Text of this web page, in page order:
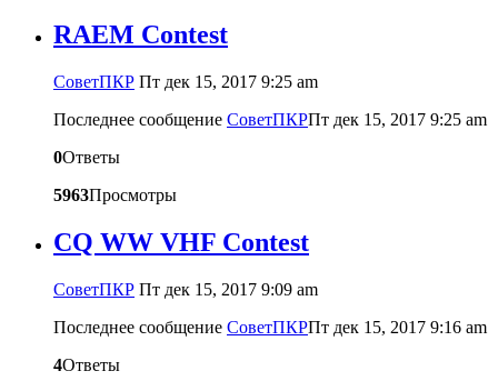
RAEM Contest
CоветПКР Пт дек 15, 2017 9:25 am
Последнее сообщение CоветПКРПт дек 15, 2017 9:25 am
0Ответы
5963Просмотры
CQ WW VHF Contest
CоветПКР Пт дек 15, 2017 9:09 am
Последнее сообщение CоветПКРПт дек 15, 2017 9:16 am
4Ответы